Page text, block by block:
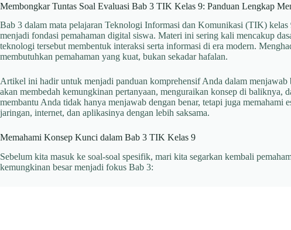
Membongkar Tuntas Soal Evaluasi Bab 3 TIK Kelas 9: Panduan Lengkap
Bab 3 dalam mata pelajaran Teknologi Informasi dan Komunikasi (TIK)
menjadi fondasi pemahaman digital siswa. Materi ini sering kali mencakup
teknologi tersebut membentuk interaksi serta informasi di era modern.
membutuhkan pemahaman yang kuat, bukan sekadar hafalan.
Artikel ini hadir untuk menjadi panduan komprehensif Anda dalam
akan membedah kemungkinan pertanyaan, menguraikan konsep di baliknya,
membantu Anda tidak hanya menjawab dengan benar, tetapi juga memahami
jaringan, internet, dan aplikasinya dengan lebih saksama.
Memahami Konsep Kunci dalam Bab 3 TIK Kelas 9
Sebelum kita masuk ke soal-soal spesifik, mari kita segarkan kembali
kemungkinan besar menjadi fokus Bab 3: